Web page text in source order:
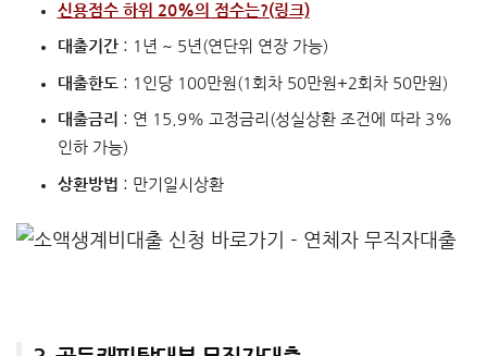
신용점수 하위 20%의 점수는?(링크)
대출기간: 1년 ~ 5년(연단위 연장 가능)
대출한도 : 1인당 100만원(1회차 50만원+2회차 50만원)
대출금리 : 연 15.9% 고정금리(성실상환 조건에 따라 3%
인하 가능)
상환방법 : 만기일시상환